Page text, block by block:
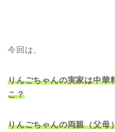
今回は、
りんごちゃんの実家は中華
こ？
りんごちゃんの両親（父母